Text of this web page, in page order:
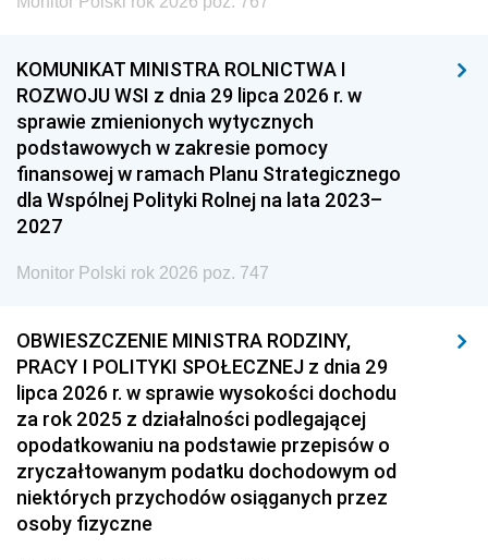
KOMUNIKAT MINISTRA ROLNICTWA I
ROZWOJU WSI z dnia 29 lipca 2026 r. w
sprawie zmienionych wytycznych
podstawowych w zakresie pomocy
finansowej w ramach Planu Strategicznego
dla Wspólnej Polityki Rolnej na lata 2023–
2027
Monitor Polski rok 2026 poz. 747
OBWIESZCZENIE MINISTRA RODZINY,
PRACY I POLITYKI SPOŁECZNEJ z dnia 29
lipca 2026 r. w sprawie wysokości dochodu
za rok 2025 z działalności podlegającej
opodatkowaniu na podstawie przepisów o
zryczałtowanym podatku dochodowym od
niektórych przychodów osiąganych przez
osoby fizyczne